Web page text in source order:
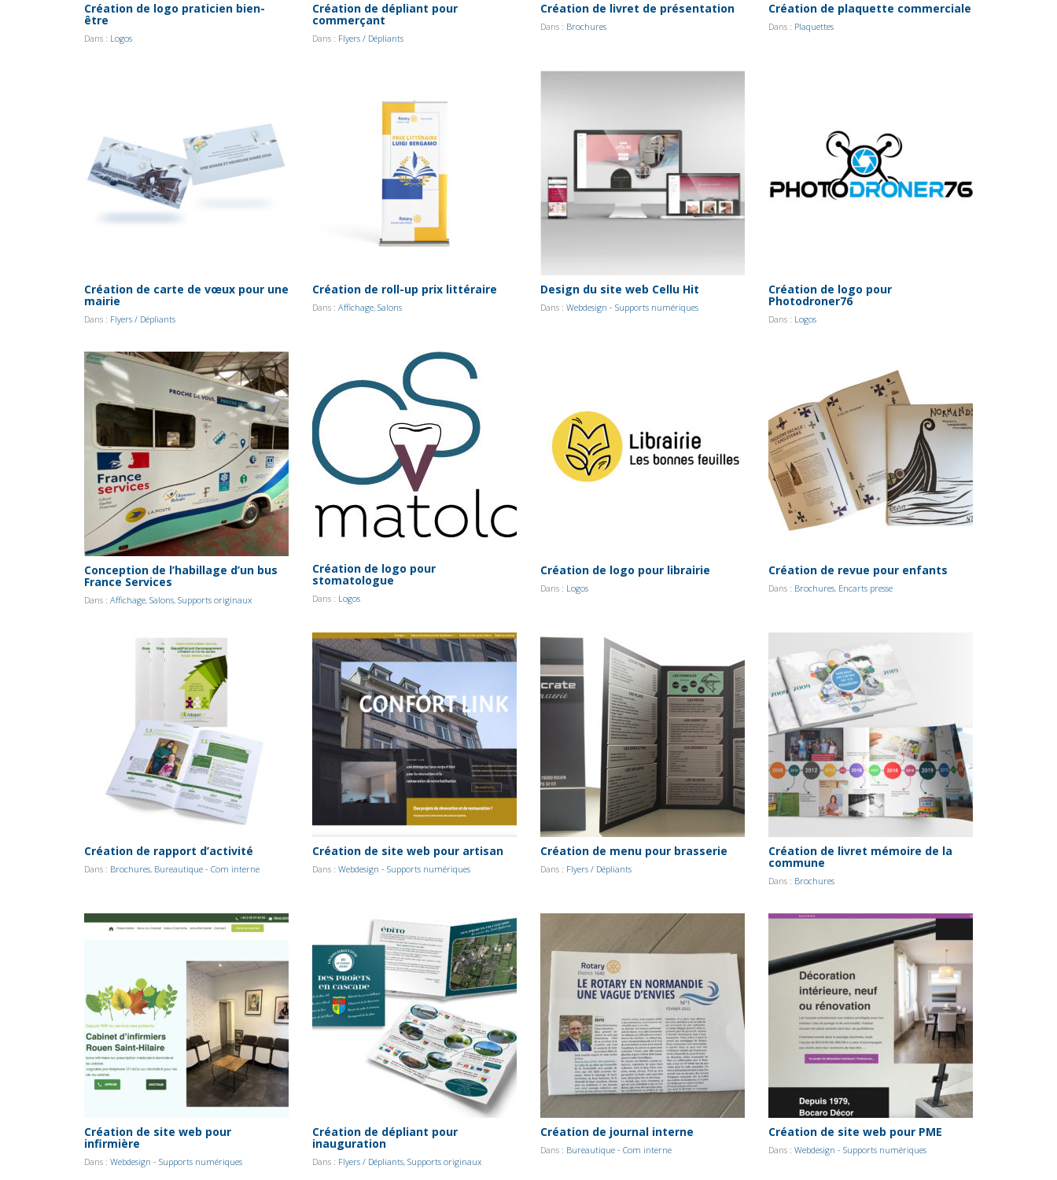
Création de logo praticien bien-
être
Dans : Logos
Création de dépliant pour
commerçant
Dans : Flyers / Dépliants
Création de livret de présentation
Dans : Brochures
Création de plaquette commerciale
Dans : Plaquettes
Création de carte de vœux pour une
mairie
Dans : Flyers / Dépliants
Création de roll-up prix littéraire
Dans : Affichage, Salons
Design du site web Cellu Hit
Dans : Webdesign - Supports numériques
Création de logo pour
Photodroner76
Dans : Logos
Conception de l’habillage d’un bus
France Services
Dans : Affichage, Salons, Supports originaux
Création de logo pour
stomatologue
Dans : Logos
Création de logo pour librairie
Dans : Logos
Création de revue pour enfants
Dans : Brochures, Encarts presse
Création de rapport d’activité
Dans : Brochures, Bureautique - Com interne
Création de site web pour artisan
Dans : Webdesign - Supports numériques
Création de menu pour brasserie
Dans : Flyers / Dépliants
Création de livret mémoire de la
commune
Dans : Brochures
Création de site web pour
infirmière
Dans : Webdesign - Supports numériques
Création de dépliant pour
inauguration
Dans : Flyers / Dépliants, Supports originaux
Création de journal interne
Dans : Bureautique - Com interne
Création de site web pour PME
Dans : Webdesign - Supports numériques